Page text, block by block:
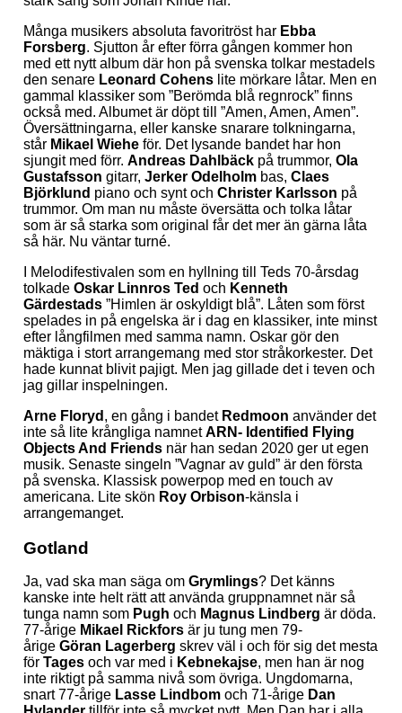
Många musikers absoluta favoritröst har Ebba
Forsberg. Sjutton år efter förra gången kommer hon
med ett nytt album där hon på svenska tolkar mestadels
den senare Leonard Cohenslite mörkare låtar. Men en
gammal klassiker som ”Berömda blå regnrock” finns
också med. Albumet är döpt till ”Amen, Amen, Amen”.
Översättningarna, eller kanske snarare tolkningarna,
står Mikael Wieheför. Det lysande bandet har hon
sjungit med förr. Andreas Dahlbäckpå trummor, Ola
Gustafsson gitarr, Jerker Odelholmbas, Claes
Björklund piano och synt och Christer Karlsson på
trummor. Om man nu måste översätta och tolka låtar
som är så starka som original får det mer än gärna låta
så här. Nu väntar turné.
I Melodifestivalen som en hyllning till Teds 70-årsdag
tolkade Oskar Linnros Ted och Kenneth
Gärdestads”Himlen är oskyldigt blå”. Låten som först
spelades in på engelska är i dag en klassiker, inte minst
efter långfilmen med samma namn. Oskar gör den
mäktiga i stort arrangemang med stor stråkorkester. Det
hade kunnat blivit pajigt. Men jag gillade det i teven och
jag gillar inspelningen.
Arne Floryd , en gång i bandet Redmoon använder det
inte så lite krångliga namnetARN- Identified Flying
Objects And Friends när han sedan 2020 ger ut egen
musik. Senaste singeln ”Vagnar av guld” är den första
på svenska. Klassisk powerpop med en touch av
americana. Lite skön Roy Orbison-känsla i
arrangemanget.
Gotland
Ja, vad ska man säga om Grymlings? Det känns
kanske inte helt rätt att använda gruppnamnet när så
tunga namn som Pugh och Magnus Lindberg är döda.
77-årige Mikael Rickforsär ju tung men 79-
årige Göran Lagerberg skrev väl i och för sig det mesta
för Tagesoch var med i Kebnekajse, men han är nog
inte riktigt på samma nivå som övriga. Ungdomarna,
snart 77-årige Lasse Lindbomoch 71-årige Dan